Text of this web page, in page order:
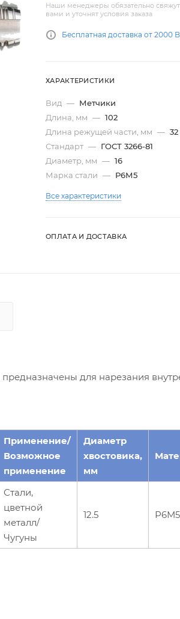
Наши менеджеры обязательно
вами и уточнят условия заказа
Бесплатная доставка от 2000
ХАРАКТЕРИСТИКИ
Вид — Метчики
Длина, мм — 102
Длина режущей части, мм — 32
Стандарт — ГОСТ 3266-81
Диаметр, мм — 16
Марка стали — Р6М5
Все характеристики
ОПЛАТА И ДОСТАВКА
для нарезания
Применение/
Возможное
применение
Диаметр
хвостовика,
мм
Стали,
цветной
металл/
Чугуны
12.5 Р6М5